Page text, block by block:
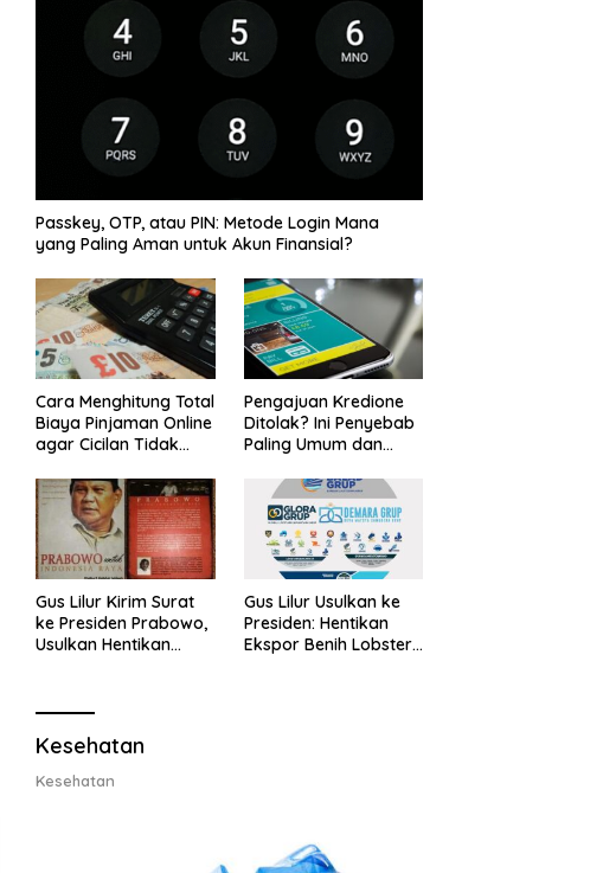
Passkey, OTP, atau PIN: Metode Login Mana
yang Paling Aman untuk Akun Finansial?
Cara Menghitung Total
Biaya Pinjaman Online
agar Cicilan Tidak
Pengajuan Kredione
Ditolak? Ini Penyebab
Paling Umum dan
Gus Lilur Kirim Surat
ke Presiden Prabowo,
Usulkan Hentikan
Lobster 50 Gram
Gus Lilur Usulkan ke
Presiden: Hentikan
Ekspor Benih Lobster,
Kesehatan
Kesehatan